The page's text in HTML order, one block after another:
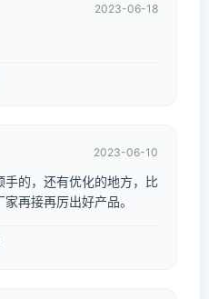
2023-06-18
2023-06-10
的，还有优化的地方，比
再接再厉出好产品。